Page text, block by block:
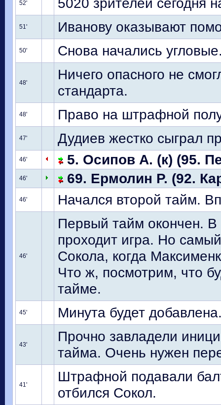
52'
51' Иванову оказывают
50' Снова начались
48'
Ничего опасного не
стандарта.
48' Право на штрафной
47' Дудиев жестко сыграл
46' 5. Осипов А. (к) (95.
46' 69. Ермолин Р. (92.
46' Начался второй тайм.
46'
Первый тайм окончен.
проходит игра. Но
Сокола, когда
Что ж, посмотрим, что
тайме.
45' Минута будет
43'
Прочно завладели
тайма. Очень нужен
41'
Штрафной подавали
отбился Сокол.